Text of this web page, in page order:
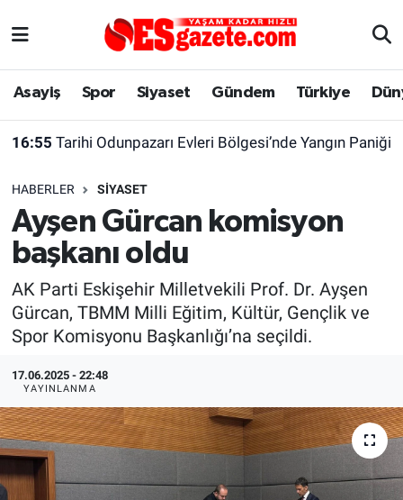
Asayiş Spor Siyaset Gündem Türkiye
16:55 Tarihi Odunpazarı Evleri Bölgesi’nde Yangın Paniği
HABERLER SIYASET
Ayşen Gürcan komisyon
başkanı oldu
AK Parti Eskişehir Milletvekili Prof. Dr. Ayşen
Gürcan, TBMM Milli Eğitim, Kültür, Gençlik ve
Spor Komisyonu Başkanlığı’na seçildi.
17.06.2025 - 22:48
YAYINLANMA
Asayiş
Gündem
Türkiye
Dünya
Sağlık
Alış-Veriş/İş dünyası
Yaşam
Eskişehirspor Arşivi
Eskişehir Arşivi
Röportaj
Ekonomi
Kültür Sanat
Politika
Bilecik
Eskişehir Nöbetçi Eczaneler
Süper Lig Puan Durumu ve Fikstür
Tüm Manşetler
Son Dakika Haberleri
Haber Arşivi